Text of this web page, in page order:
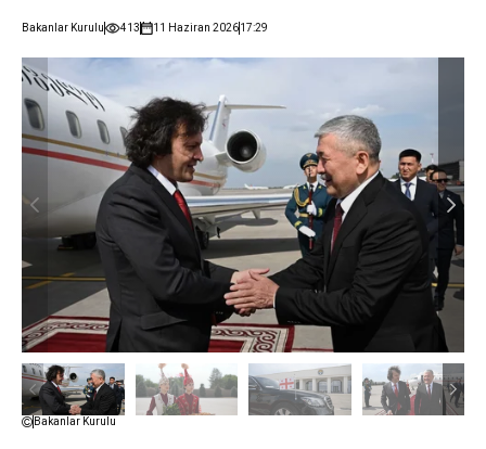
Bakanlar Kurulu 413 11 Haziran 202617:29
Bakanlar Kurulu